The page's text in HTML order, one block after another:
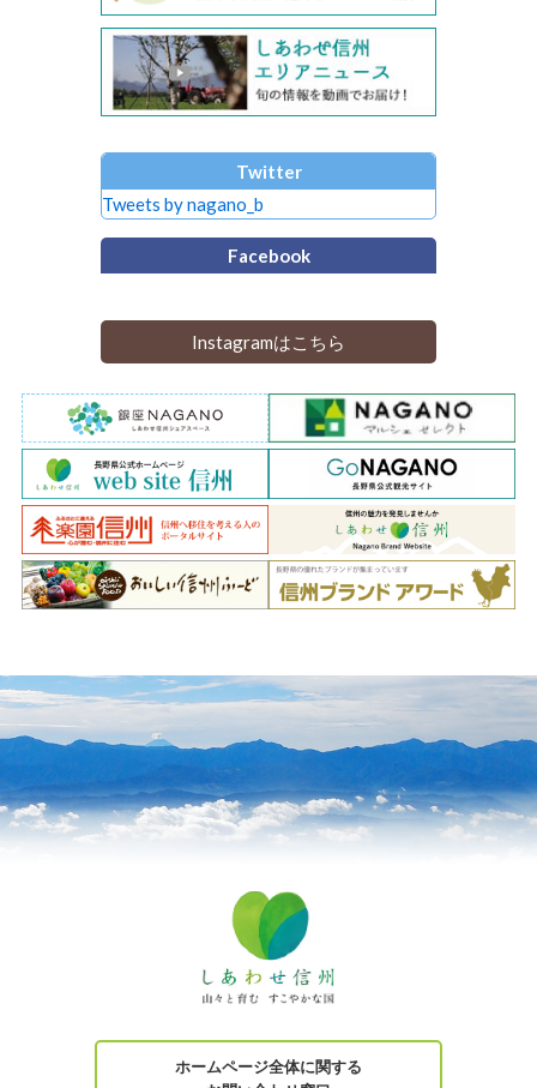
Twitter
Tweets by nagano_b
Facebook
Instagramはこちら
ホームページ全体に関する